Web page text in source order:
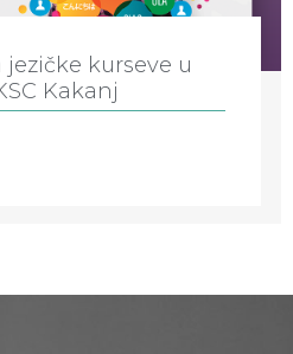
kurseve u
Kakanj